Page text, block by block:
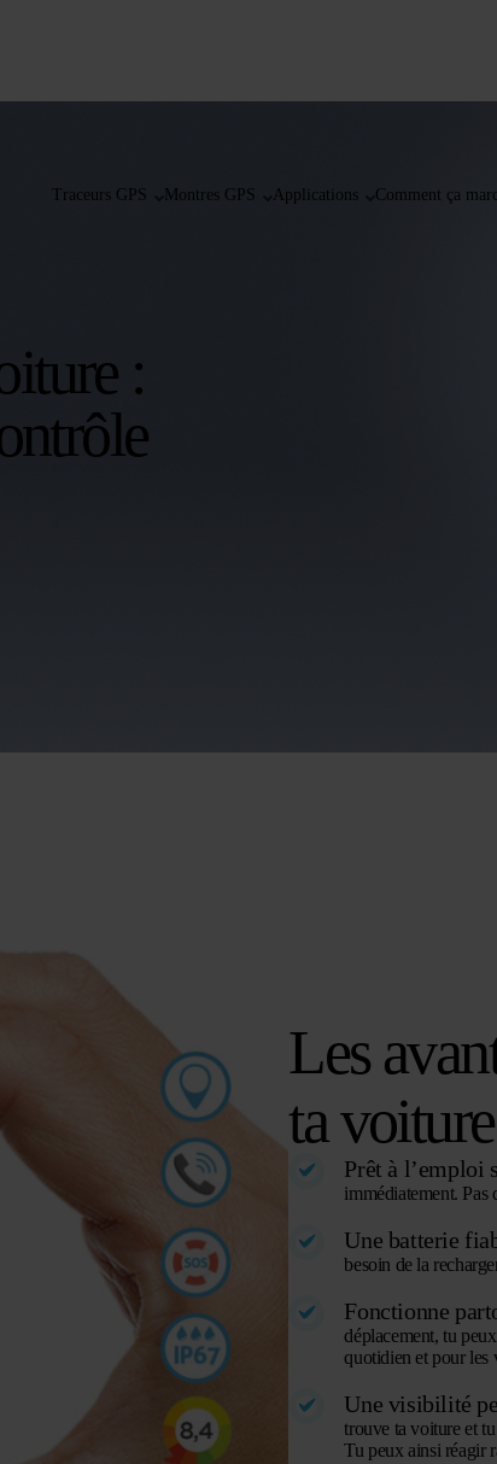
Traceurs GPS Montres GPS Applications Comment ça
:
Les
ta voiture
Prêt à l’emploi
immédiatement. Pas
Une batterie
besoin de la
Fonctionne
déplacement, tu
quotidien et pour les
Une visibilité
trouve ta voiture et
Tu peux ainsi réagir